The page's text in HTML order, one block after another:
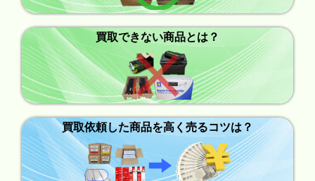
買取できない商品とは？
買取依頼した商品を高く売るコツは？